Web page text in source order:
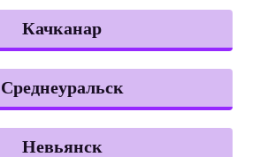
Качканар
Среднеуральск
Невьянск